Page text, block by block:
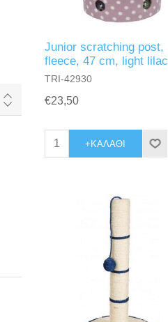
Junior scratching post,
fleece, 47 cm, light lilac
TRI-42930
€23,50
+ΚΑΛΆΘΙ